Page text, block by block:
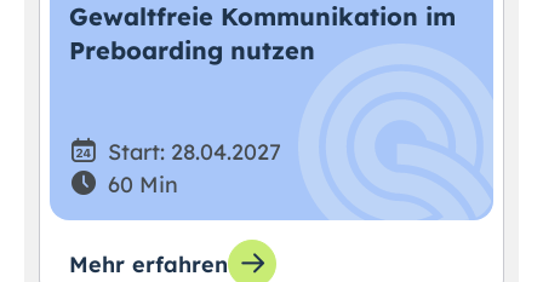
Gewaltfreie Kommunikation im
Preboarding nutzen
Start: 28.04.2027
60 Min
Mehr erfahren